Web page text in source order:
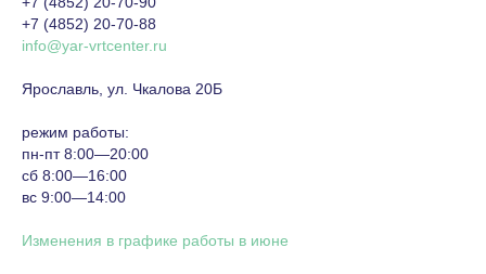
+7 (4852) 20-70-88
info@yar-vrtcenter.ru
Ярославль, ул. Чкалова 20Б
режим работы:
пн-пт 8:00—20:00
сб 8:00—16:00
вс 9:00—14:00
Изменения в графике работы в июне